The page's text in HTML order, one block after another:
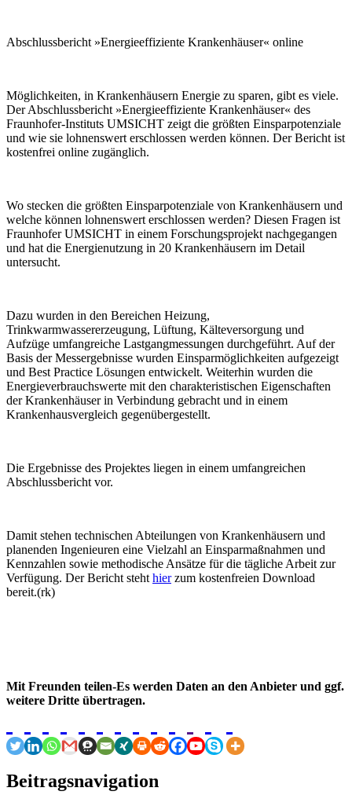
Abschlussbericht »Energieeffiziente Krankenhäuser« online
Möglichkeiten, in Krankenhäusern Energie zu sparen, gibt es viele.
Der Abschlussbericht »Energieeffiziente Krankenhäuser« des
Fraunhofer-Instituts UMSICHT zeigt die größten Einsparpotenziale
und wie sie lohnenswert erschlossen werden können. Der Bericht ist
kostenfrei online zugänglich.
Wo stecken die größten Einsparpotenziale von Krankenhäusern und
welche können lohnenswert erschlossen werden? Diesen Fragen ist
Fraunhofer UMSICHT in einem Forschungsprojekt nachgegangen
und hat die Energienutzung in 20 Krankenhäusern im Detail
untersucht.
Dazu wurden in den Bereichen Heizung,
Trinkwarmwassererzeugung, Lüftung, Kälteversorgung und
Aufzüge umfangreiche Lastgangmessungen durchgeführt. Auf der
Basis der Messergebnisse wurden Einsparmöglichkeiten aufgezeigt
und Best Practice Lösungen entwickelt. Weiterhin wurden die
Energieverbrauchswerte mit den charakteristischen Eigenschaften
der Krankenhäuser in Verbindung gebracht und in einem
Krankenhausvergleich gegenübergestellt.
Die Ergebnisse des Projektes liegen in einem umfangreichen
Abschlussbericht vor.
Damit stehen technischen Abteilungen von Krankenhäusern und
planenden Ingenieuren eine Vielzahl an Einsparmaßnahmen und
Kennzahlen sowie methodische Ansätze für die tägliche Arbeit zur
Verfügung. Der Bericht steht hierzum kostenfreien Download
bereit.(rk)
Mit Freunden teilen-Es werden Daten an den Anbieter und ggf.
weitere Dritte übertragen.
Beitragsnavigation